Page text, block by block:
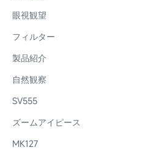
眼視観望
フィルター
製品紹介
自然観察
SV555
ズームアイピース
MK127